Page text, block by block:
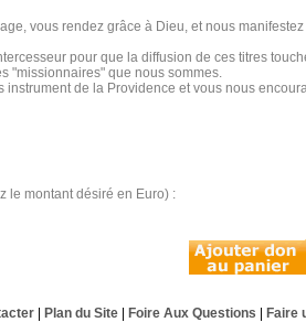
vous rendez grâce à Dieu, et nous manifestez
pour que la diffusion de ces titres
"missionnaires" que nous sommes.
instrument de la Providence et vous nous
le montant désiré en Euro) :
| Plan du Site| Foire Aux Questions Faire